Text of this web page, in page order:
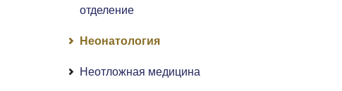
отделение
Неонатология
Неотложная медицина